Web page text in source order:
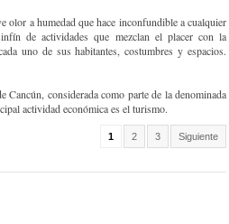
olor a humedad que hace inconfundible a cualquier
de actividades que mezclan el placer con la
uno de sus habitantes, costumbres y espacios.
considerada como parte de la denominada
actividad económica es el turismo.
1 2 3 Siguiente